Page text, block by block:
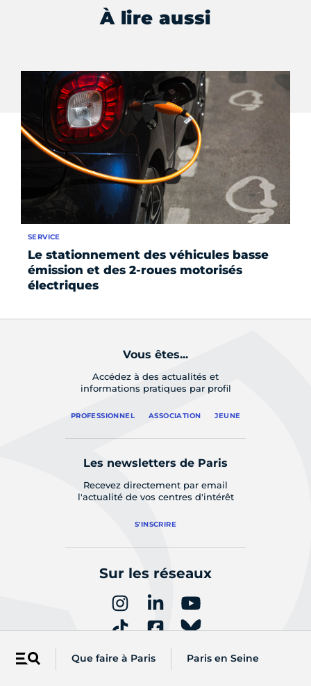
Menu Que faire à Paris Paris en Seine
À lire aussi
Le stationnement des véhicules basse
émission et des 2-roues motorisés
électriques
SERVICE
Vous êtes...
Accédez à des actualités et
informations pratiques par profil
PROFESSIONNEL ASSOCIATION JEUNE
Les newsletters de Paris
Recevez directement par email
l'actualité de vos centres d'intérêt
S'INSCRIRE
Sur les réseaux